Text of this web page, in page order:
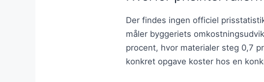
Der findes ingen officiel
måler byggeriets
procent, hvor materialer steg 0,7
konkret opgave koster hos en